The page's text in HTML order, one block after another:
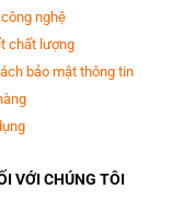
nghệ
chất lượng
bảo mật thông tin
VỚI CHÚNG TÔI